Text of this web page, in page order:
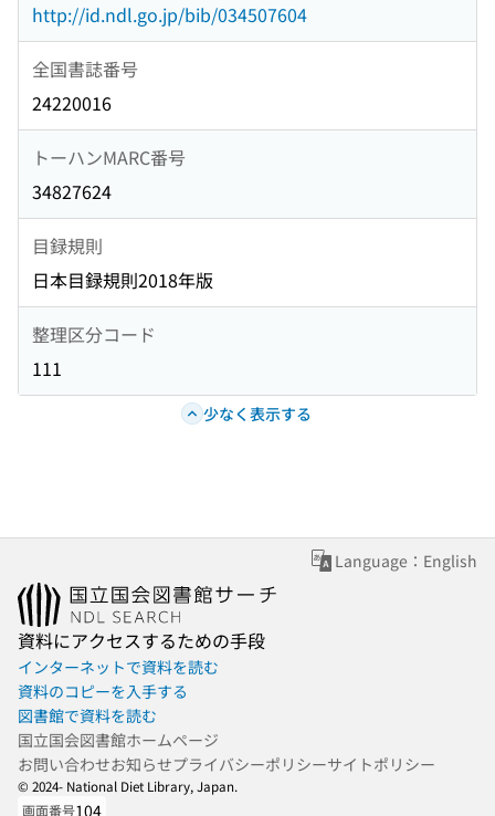
http://id.ndl.go.jp/bib/034507604
全国書誌番号
24220016
トーハンMARC番号
34827624
目録規則
日本目録規則2018年版
整理区分コード
111
少なく表示する
Language：English
資料にアクセスするための手段
インターネットで資料を読む
資料のコピーを入手する
図書館で資料を読む
国立国会図書館ホームページ
お問い合わせお知らせプライバシーポリシーサイトポリシー
© 2024- National Diet Library, Japan.
画面番号104